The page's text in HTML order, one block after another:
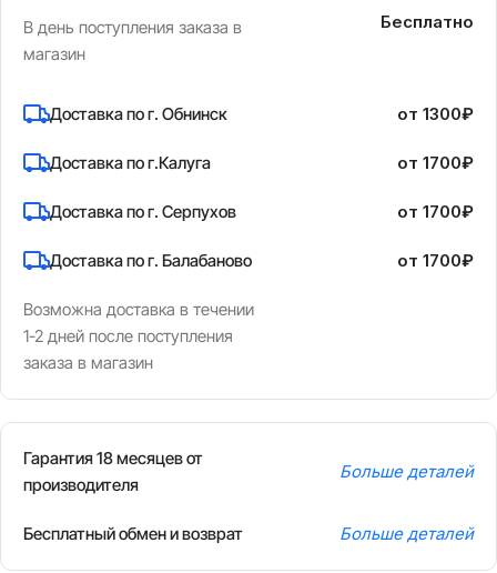
В день поступления заказа в
магазин
Бесплатно
Доставка по г. Обнинск
Доставка по г.Калуга
Доставка по г. Серпухов
Доставка по г. Балабаново
Возможна доставка в течении
1-2 дней после поступления
заказа в магазин
от 1300₽
от 1700₽
от 1700₽
от 1700₽
Гарантия 18 месяцев от
производителя
Больше деталей
Бесплатный обмен и возврат Больше деталей